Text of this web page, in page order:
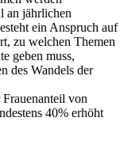
an jährlichen
ein Anspruch auf
zu welchen Themen
geben muss,
des Wandels der
Frauenanteil von
40% erhöht